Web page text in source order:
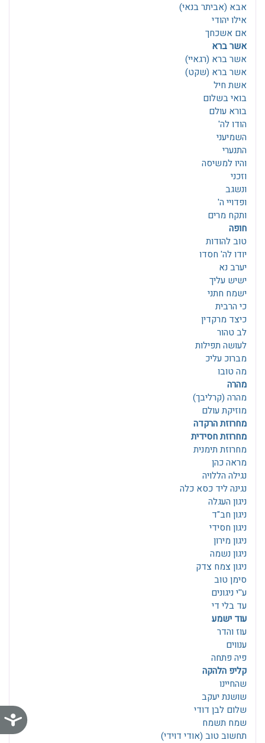
אבא (אביתר בנאי)
אילו יהודי
אם אשכחך
אשר ברא
אשר ברא (רגאיי)
אשר ברא (שקט)
אשת חיל
בואי בשלום
בורא עולם
הודו לה'
השמיעני
התנערי
והיו למשיסה
וזכני
ונשגב
ופדויי ה'
ותקח מרים
חופה
טוב להודות
יודו לה' חסדו
יערב נא
ישיש עליך
ישמח חתני
כי הרבית
כיצד מרקדין
לב טהור
לעושה תפילות
מברוכ עליכ
מה טובו
מהרה
מהרה (קרליבך)
מוזיקת עולם
מחרוזת הרקדה
מחרוזת חסידית
מחרוזת תימנית
מראה כהן
נגילה הללויה
נגינה ליד כסא כלה
ניגון העגלה
ניגון חב"ד
ניגון חסידי
ניגון מירון
ניגון נשמה
ניגון צמח צדק
סימן טוב
ע''י ניגונים
עד בלי די
עוד ישמע
עוז והדר
ענווים
פיה פתחה
קליפ הלהקה
שהחיינו
שושנת יעקב
שלום לבן דודי
שמח תשמח
תחשוב טוב (אודי דוידי)